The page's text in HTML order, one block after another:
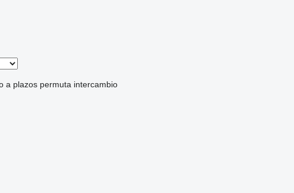
a plazos permuta intercambio